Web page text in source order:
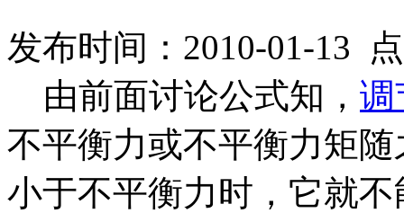
发布时间：2010-01-13
由前面讨论公式知， 调
不平衡力或不平衡力矩
小于不平衡力时，它就